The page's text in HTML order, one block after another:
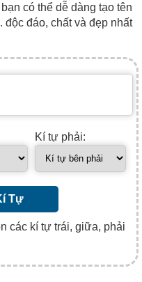
có thể dễ dàng tạo tên
độc đáo, chất và đẹp nhất
Kí tự phải:
Tự
các kí tự trái, giữa, phải